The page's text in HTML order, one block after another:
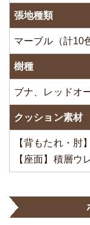
張地種類
マーブル（計10
樹種
ブナ、レッドオ
クッション素材
【背もたれ・肘
【座面】積層ウ